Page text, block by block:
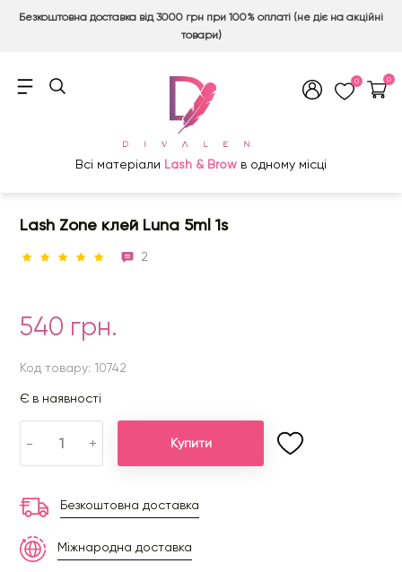
Безкоштовна доставка від 3000 грн при 100% оплаті (не діє на акційні
товари)
0 0
Всі матеріали Lash & Brow в одному місці
Lash Zone клей Luna 5ml 1s
2
540 грн.
Код товару: 10742
Є в наявності
- + Купити
Безкоштовна доставка
Міжнародна доставка